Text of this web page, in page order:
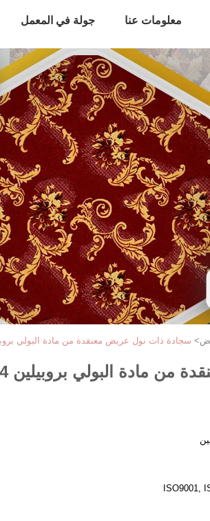
معلومات عنا جولة في المعمل
> سجادة ذات نول عريض معنقدة من مادة البولي بروبيلين 4 م × 25 م دعامة
بروبيلين 4 م × 25 م دعامة للغرفة
ISO9001,